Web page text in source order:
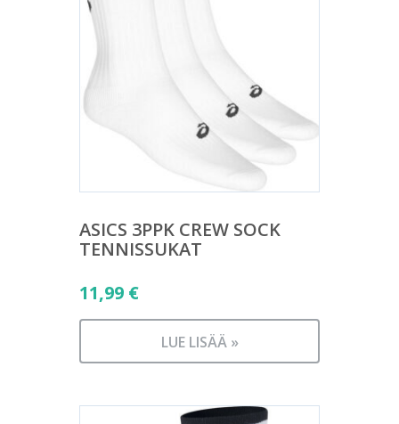
ASICS 3PPK CREW SOCK
TENNISSUKAT
11,99 €
LUE LISÄÄ »